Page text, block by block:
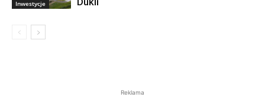
Inwestycje
Reklama